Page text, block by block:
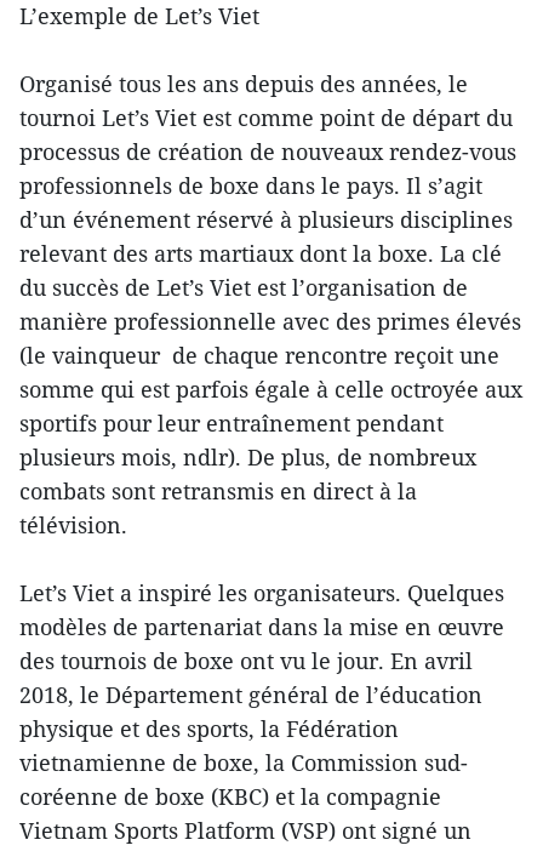
L’exemple de Let’s Viet
Organisé tous les ans depuis des années, le
tournoi Let’s Viet est comme point de départ du
processus de création de nouveaux rendez-vous
professionnels de boxe dans le pays. Il s’agit
d’un événement réservé à plusieurs disciplines
relevant des arts martiaux dont la boxe. La clé
du succès de Let’s Viet est l’organisation de
manière professionnelle avec des primes élevés
(le vainqueur de chaque rencontre reçoit une
somme qui est parfois égale à celle octroyée aux
sportifs pour leur entraînement pendant
plusieurs mois, ndlr). De plus, de nombreux
combats sont retransmis en direct à la
télévision.
Let’s Viet a inspiré les organisateurs. Quelques
modèles de partenariat dans la mise en œuvre
des tournois de boxe ont vu le jour. En avril
2018, le Département général de l’éducation
physique et des sports, la Fédération
vietnamienne de boxe, la Commission sud-
coréenne de boxe (KBC) et la compagnie
Vietnam Sports Platform (VSP) ont signé un